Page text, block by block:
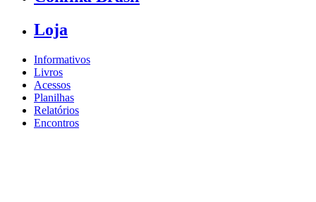
Loja
Informativos
Livros
Acessos
Planilhas
Relatórios
Encontros